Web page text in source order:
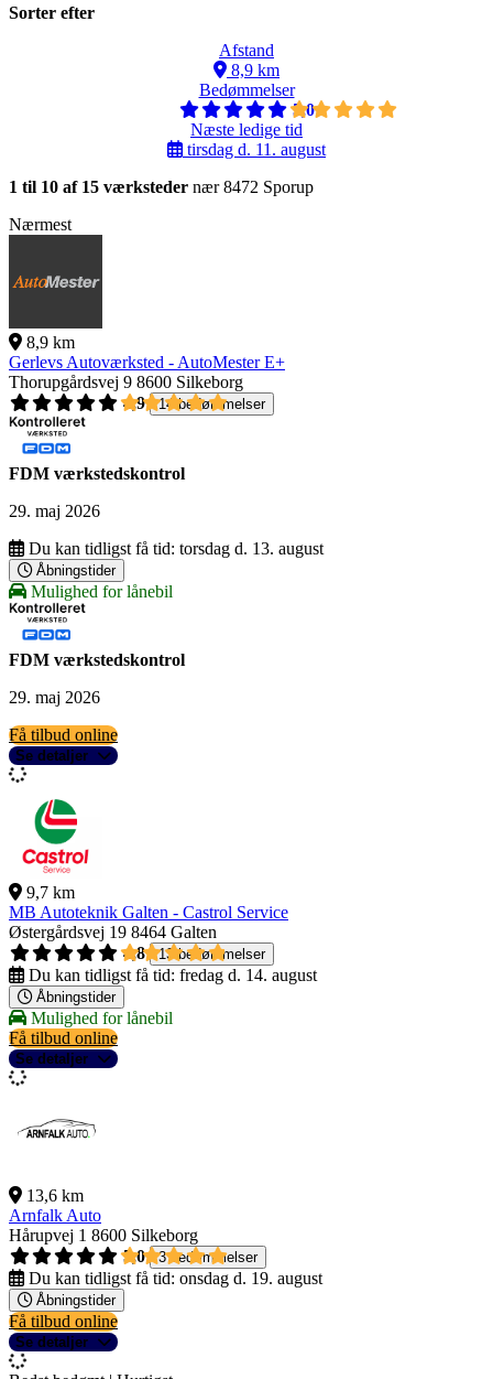
Sorter efter
Afstand
8,9 km
Bedømmelser
5,0
Næste ledige tid
tirsdag d. 11. august
1 til 10 af 15 værksteder nær 8472 Sporup
Nærmest
8,9 km
Gerlevs Autoværksted - AutoMester E+
Thorupgårdsvej 9 8600 Silkeborg
4,9
14 bedømmelser
FDM værkstedskontrol
29. maj 2026
Du kan tidligst få tid: torsdag d. 13. august
Åbningstider
Mulighed for lånebil
FDM værkstedskontrol
29. maj 2026
Få tilbud online
Se detaljer
9,7 km
MB Autoteknik Galten - Castrol Service
Østergårdsvej 19 8464 Galten
4,8
13 bedømmelser
Du kan tidligst få tid: fredag d. 14. august
Åbningstider
Mulighed for lånebil
Få tilbud online
Se detaljer
13,6 km
Arnfalk Auto
Hårupvej 1 8600 Silkeborg
5,0
3 bedømmelser
Du kan tidligst få tid: onsdag d. 19. august
Åbningstider
Få tilbud online
Se detaljer